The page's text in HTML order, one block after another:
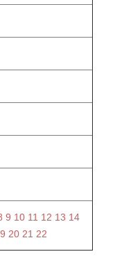
9 10 11 12 13 14
20 21 22